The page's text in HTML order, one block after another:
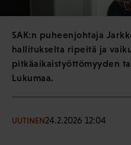
SAK:n puheenjohtaja
hallitukselta ripeitä ja
pitkäaikaistyöttömyyden
Lukumaa.
UUTINEN24.2.2026 12:04